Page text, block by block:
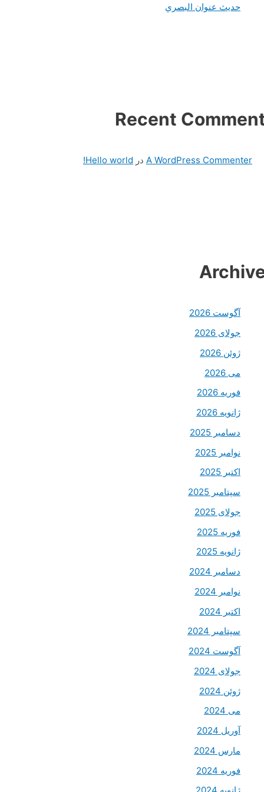
حديث عنوان البصري
Recent
A WordPress Commenter در Hello world!
آگوست 2026
جولای 2026
ژوئن 2026
می 2026
فوریه 2026
ژانویه 2026
دسامبر 2025
نوامبر 2025
اکتبر 2025
سپتامبر 2025
جولای 2025
فوریه 2025
ژانویه 2025
دسامبر 2024
نوامبر 2024
اکتبر 2024
سپتامبر 2024
آگوست 2024
جولای 2024
ژوئن 2024
می 2024
آوریل 2024
مارس 2024
فوریه 2024